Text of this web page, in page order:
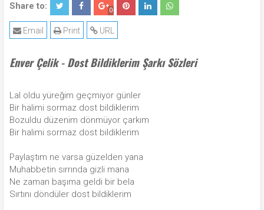
Share to: 0
URL
Print
Email
Enver Çelik - Dost Bildiklerim Şarkı Sözleri
Lal oldu yüreğim geçmiyor günler
Bir halimi sormaz dost bildiklerim
Bozuldu düzenim dönmüyor çarkım
Bir halimi sormaz dost bildiklerim
Paylaştım ne varsa güzelden yana
Muhabbetin sırrında gizli mana
Ne zaman başıma geldi bir bela
Sırtını döndüler dost bildiklerim